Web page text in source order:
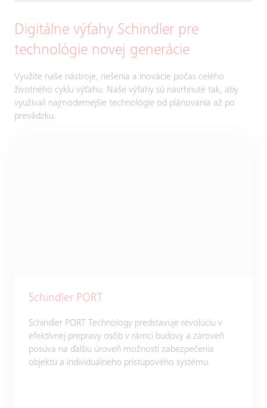
Digitálne výťahy Schindler pre
technológie novej generácie
Využite naše nástroje, riešenia a inovácie počas celého
životného cyklu výťahu. Naše výťahy sú navrhnuté tak, aby
využívali najmodernejšie technológie od plánovania až po
prevádzku.
Schindler PORT
Schindler PORT Technology predstavuje revolúciu v
efektívnej prepravy osôb v rámci budovy a zároveň
posúva na ďalšiu úroveň možnosti zabezpečenia
objektu a individuálneho prístupového systému.